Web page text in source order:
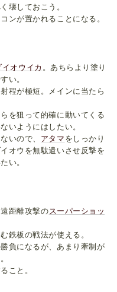
壊しておこう。
ンが置かれることになる。
イオウイカ 。あちらより塗り
い。
程が極短。メインに当たら
を狙って的確に動いてくる
いようにはしたい。
いので、 アタマ をしっかり
オウを無駄遣いさせ反撃を
い。
距離攻撃のスーパーショッ
鉄板の戦法が使える。
負になるが、あまり牽制が
こと。